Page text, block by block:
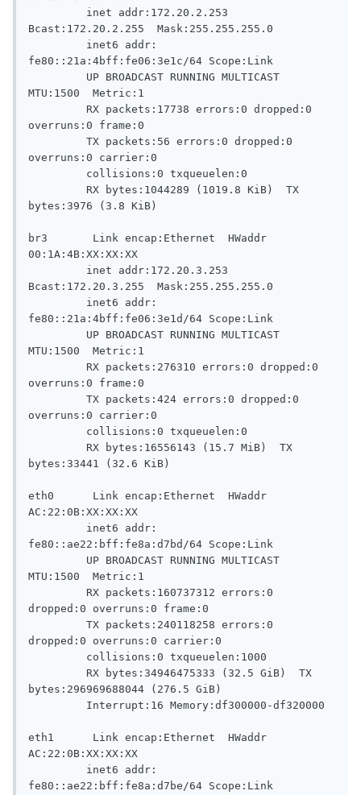
Bcast:172.20.2.255  Mask:255.255.255.0
fe80::21a:4bff:fe06:3e1c/64 Scope:Link
MTU:1500  Metric:1
overruns:0 frame:0
overruns:0 carrier:0
bytes:3976 (3.8 KiB)
br3       Link encap:Ethernet  HWaddr
00:1A:4B:XX:XX:XX
Bcast:172.20.3.255  Mask:255.255.255.0
fe80::21a:4bff:fe06:3e1d/64 Scope:Link
MTU:1500  Metric:1
overruns:0 frame:0
overruns:0 carrier:0
bytes:33441 (32.6 KiB)
eth0      Link encap:Ethernet  HWaddr
AC:22:0B:XX:XX:XX
fe80::ae22:bff:fe8a:d7bd/64 Scope:Link
MTU:1500  Metric:1
dropped:0 overruns:0 frame:0
dropped:0 overruns:0 carrier:0
bytes:296969688044 (276.5 GiB)
eth1      Link encap:Ethernet  HWaddr
AC:22:0B:XX:XX:XX
fe80::ae22:bff:fe8a:d7be/64 Scope:Link